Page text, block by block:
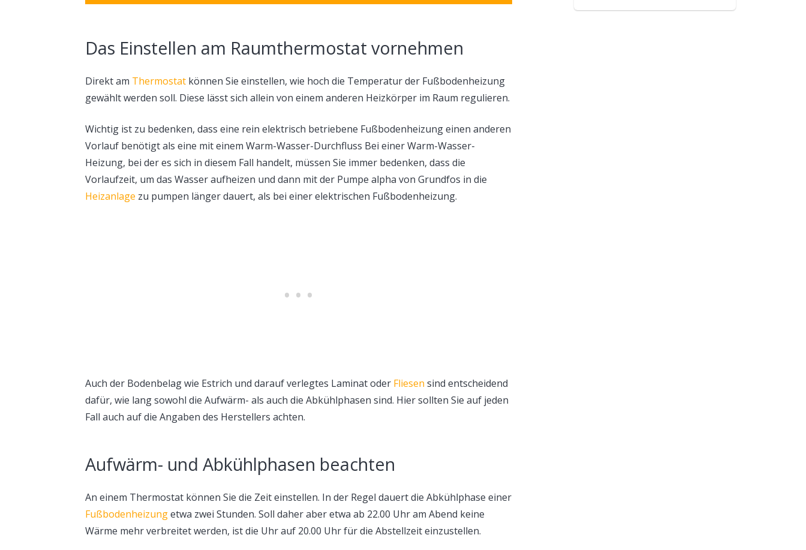
Das Einstellen am Raumthermostat vornehmen
Direkt am Thermostat können Sie einstellen, wie hoch die Temperatur der Fußbodenheizung
gewählt werden soll. Diese lässt sich allein von einem anderen Heizkörper im Raum regulieren.
Wichtig ist zu bedenken, dass eine rein elektrisch betriebene Fußbodenheizung einen anderen
Vorlauf benötigt als eine mit einem Warm-Wasser-Durchfluss Bei einer Warm-Wasser-
Heizung, bei der es sich in diesem Fall handelt, müssen Sie immer bedenken, dass die
Vorlaufzeit, um das Wasser aufheizen und dann mit der Pumpe alpha von Grundfos in die
Heizanlage zu pumpen länger dauert, als bei einer elektrischen Fußbodenheizung.
Auch der Bodenbelag wie Estrich und darauf verlegtes Laminat oder Fliesen sind entscheidend
dafür, wie lang sowohl die Aufwärm- als auch die Abkühlphasen sind. Hier sollten Sie auf jeden
Fall auch auf die Angaben des Herstellers achten.
Aufwärm- und Abkühlphasen beachten
An einem Thermostat können Sie die Zeit einstellen. In der Regel dauert die Abkühlphase einer
Fußbodenheizungetwa zwei Stunden. Soll daher aber etwa ab 22.00 Uhr am Abend keine
Wärme mehr verbreitet werden, ist die Uhr auf 20.00 Uhr für die Abstellzeit einzustellen.